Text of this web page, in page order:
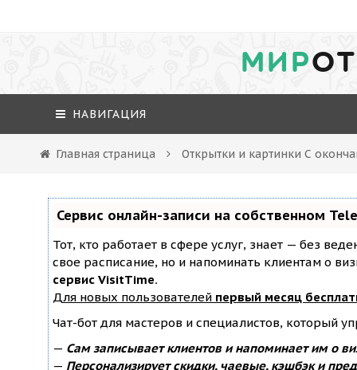
МИР
НАВИГАЦИЯ
Главная страница Открытки и картинки С
Сервис онлайн-записи на собственном
Тот, кто работает в сфере услуг, знает — без
свое расписание, но и напоминать клиентам о
сервис VisitTime.
Для новых пользователей первый месяц
Чат-бот для мастеров и специалистов, который
— Сам записывает клиентов и напоминает им о
— Персонализирует скидки, чаевые, кэшбэк и